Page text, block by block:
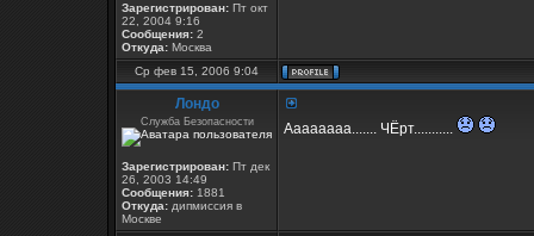
Зарегистрирован: Пт окт
22, 2004 9:16
Сообщения: 2
Откуда: Москва
Ср фев 15, 2006 9:04
Лондо
Служба Безопасности
Зарегистрирован: Пт дек
26, 2003 14:49
Сообщения: 1881
Откуда: дипмиссия в
Москве
Аааааааа....... ЧЁрт...........